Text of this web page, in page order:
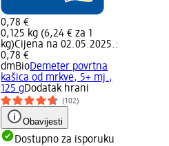
0,78 €
0,125 kg (6,24 € za 1
kg)Cijena na 02.05.2025.:
0,78 €
dmBioDemeter povrtna
kašica od mrkve, 5+ mj.,
125 gDodatak hrani
(102)
Obavijesti
Dostupno za isporuku